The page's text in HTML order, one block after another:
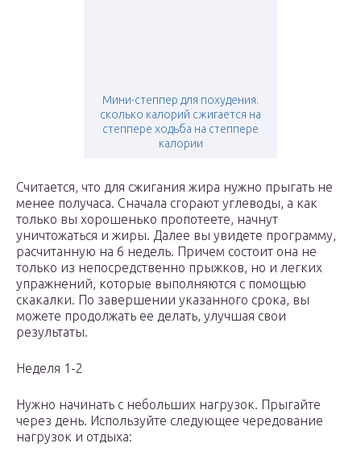
Мини-степпер для похудения.
сколько калорий сжигается на
степпере ходьба на степпере
калории
Считается, что для сжигания жира нужно прыгать не
менее получаса. Сначала сгорают углеводы, а как
только вы хорошенько пропотеете, начнут
уничтожаться и жиры. Далее вы увидете программу,
расчитанную на 6 недель. Причем состоит она не
только из непосредственно прыжков, но и легких
упражнений, которые выполняются с помощью
скакалки. По завершении указанного срока, вы
можете продолжать ее делать, улучшая свои
результаты.
Неделя 1-2
Нужно начинать с небольших нагрузок. Прыгайте
через день. Используйте следующее чередование
нагрузок и отдыха: